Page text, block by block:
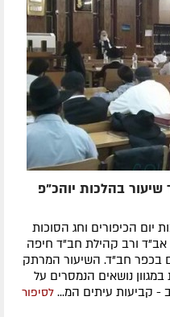
בהלכות יוהכ"פ
יום הכיפורים וחג הסוכות
אב"ד ורב קהילת חב"ד חיפה
בכפר חב"ד. השיעור המרתק
נושאים הנמסרים על
- קביעות עיתים המ... לסיפור